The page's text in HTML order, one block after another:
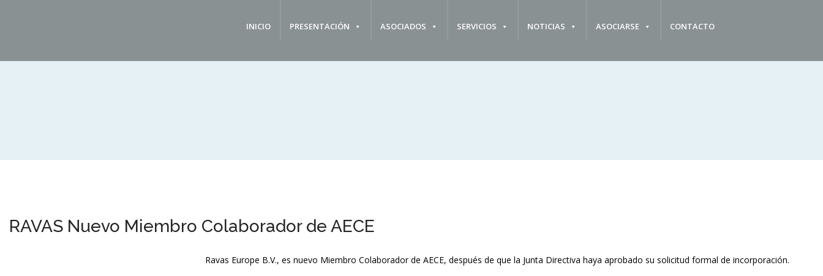
INICIO PRESENTACIÓN ASOCIADOS SERVICIOS NOTICIAS ASOCIARSE CONTACTO
RAVAS Nuevo Miembro Colaborador de AECE
Ravas Europe B.V., es nuevo Miembro Colaborador de AECE, después de que la Junta Directiva haya aprobado su solicitud formal de incorporación.